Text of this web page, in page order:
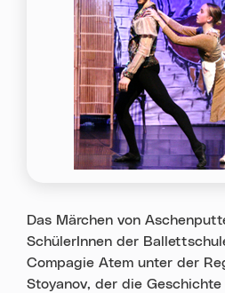
Das Märchen von
SchülerInnen der
Compagie Atem unter der
Stoyanov, der die